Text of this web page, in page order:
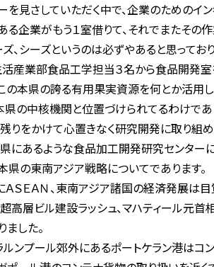
を見さしていただく中で、企業のためのイ
る企業がもう１室借りて、それでまたその
、シーズというのは必ずやあると思って
活産業部食品工学担当３名から食品開発
の本県の誇る有用果実資源を何とか活用
県の中核機関と位置づけられてるわけであ
りをかけて心置きなく研究開発に取り組
にあるような食品加工開発研究センター
県の東南アジア戦略についてであります。
ＳＥＡＮ、東南アジア諸国の経済発展は
超高層ビル建設ラッシュ、マハティール元
した。
ンプール郊外にあるポートケラン港はコ